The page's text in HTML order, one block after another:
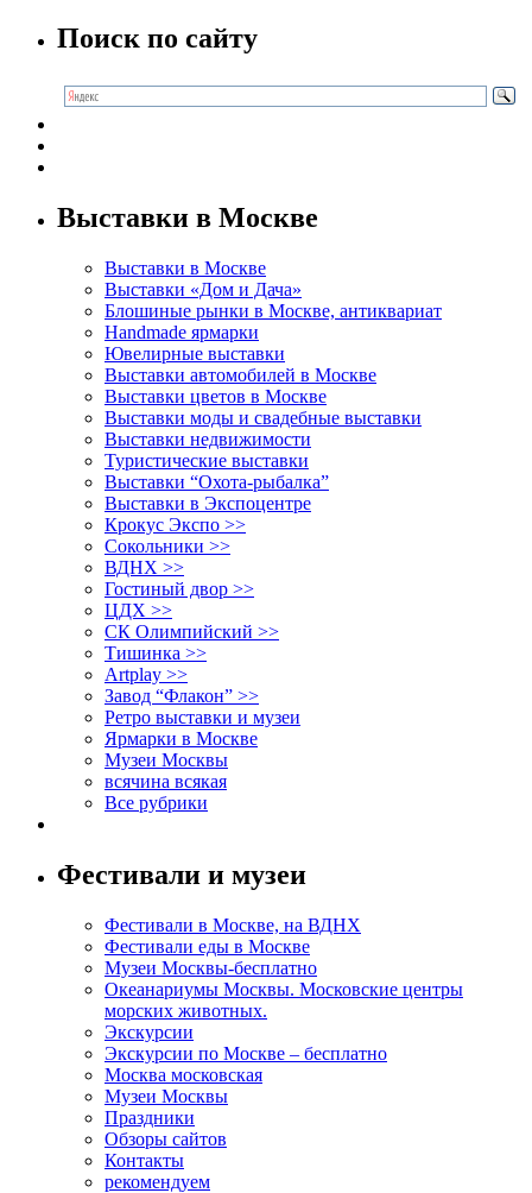
Поиск по сайту
Выставки в Москве
Выставки в Москве
Выставки «Дом и Дача»
Блошиные рынки в Москве, антиквариат
Handmade ярмарки
Ювелирные выставки
Выставки автомобилей в Москве
Выставки цветов в Москве
Выставки моды и свадебные выставки
Выставки недвижимости
Туристические выставки
Выставки “Охота-рыбалка”
Выставки в Экспоцентре
Крокус Экспо >>
Сокольники >>
ВДНХ >>
Гостиный двор >>
ЦДХ >>
СК Олимпийский >>
Тишинка >>
Artplay >>
Завод “Флакон” >>
Ретро выставки и музеи
Ярмарки в Москве
Музеи Москвы
всячина всякая
Все рубрики
Фестивали и музеи
Фестивали в Москве, на ВДНХ
Фестивали еды в Москве
Музеи Москвы-бесплатно
Океанариумы Москвы. Московские центры
морских животных.
Экскурсии
Экскурсии по Москве – бесплатно
Москва московская
Музеи Москвы
Праздники
Обзоры сайтов
Контакты
рекомендуем